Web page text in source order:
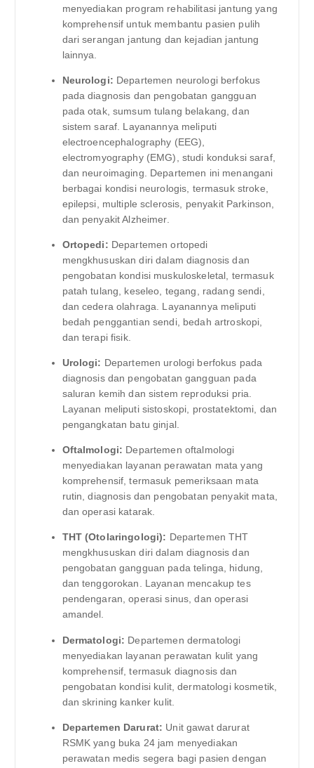
menyediakan program rehabilitasi jantung yang
komprehensif untuk membantu pasien pulih
dari serangan jantung dan kejadian jantung
lainnya.
Neurologi: Departemen neurologi berfokus
pada diagnosis dan pengobatan gangguan
pada otak, sumsum tulang belakang, dan
sistem saraf. Layanannya meliputi
electroencephalography (EEG),
electromyography (EMG), studi konduksi saraf,
dan neuroimaging. Departemen ini menangani
berbagai kondisi neurologis, termasuk stroke,
epilepsi, multiple sclerosis, penyakit Parkinson,
dan penyakit Alzheimer.
Ortopedi: Departemen ortopedi
mengkhususkan diri dalam diagnosis dan
pengobatan kondisi muskuloskeletal, termasuk
patah tulang, keseleo, tegang, radang sendi,
dan cedera olahraga. Layanannya meliputi
bedah penggantian sendi, bedah artroskopi,
dan terapi fisik.
Urologi: Departemen urologi berfokus pada
diagnosis dan pengobatan gangguan pada
saluran kemih dan sistem reproduksi pria.
Layanan meliputi sistoskopi, prostatektomi, dan
pengangkatan batu ginjal.
Oftalmologi: Departemen oftalmologi
menyediakan layanan perawatan mata yang
komprehensif, termasuk pemeriksaan mata
rutin, diagnosis dan pengobatan penyakit mata,
dan operasi katarak.
THT (Otolaringologi): Departemen THT
mengkhususkan diri dalam diagnosis dan
pengobatan gangguan pada telinga, hidung,
dan tenggorokan. Layanan mencakup tes
pendengaran, operasi sinus, dan operasi
amandel.
Dermatologi: Departemen dermatologi
menyediakan layanan perawatan kulit yang
komprehensif, termasuk diagnosis dan
pengobatan kondisi kulit, dermatologi kosmetik,
dan skrining kanker kulit.
Departemen Darurat: Unit gawat darurat
RSMK yang buka 24 jam menyediakan
perawatan medis segera bagi pasien dengan